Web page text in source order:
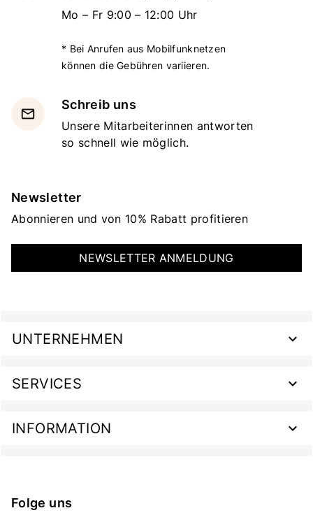
Mo – Fr 9:00 – 12:00 Uhr
* Bei Anrufen aus Mobilfunknetzen
können die Gebühren variieren.
email
Schreib uns
Unsere Mitarbeiterinnen antworten
so schnell wie möglich.
Newsletter
Abonnieren und von 10% Rabatt profitieren
NEWSLETTER ANMELDUNG
UNTERNEHMEN
SERVICES
INFORMATION
Folge uns